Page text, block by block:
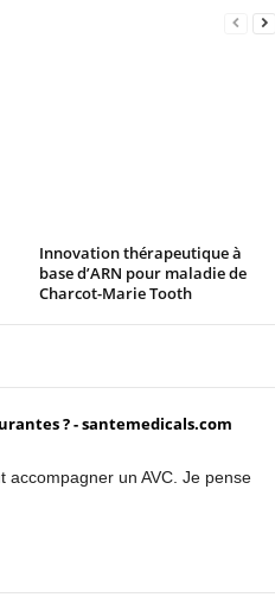
Innovation thérapeutique à
base d’ARN pour maladie de
Charcot-Marie Tooth
? - santemedicals.com
un AVC. Je pense